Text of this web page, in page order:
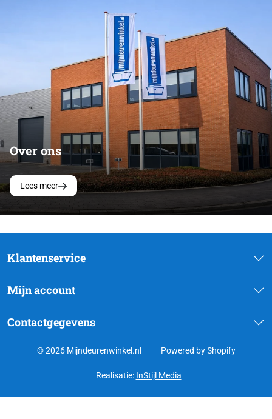
Over ons
Lees meer
Klantenservice
Mijn account
Contactgegevens
© 2026 Mijndeurenwinkel.nl Powered by Shopify
Realisatie: InStijl Media